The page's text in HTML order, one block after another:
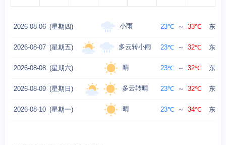
2026-08-06 (星期四) 小雨 23℃ ～ 33℃ 东风
2026-08-07 (星期五) 多云转小雨 23℃ ～ 32℃ 东风
2026-08-08 (星期六) 晴 23℃ ～ 32℃ 东风
2026-08-09 (星期日) 多云转晴 23℃ ～ 32℃ 东风
2026-08-10 (星期一) 晴 23℃ ～ 34℃ 东风